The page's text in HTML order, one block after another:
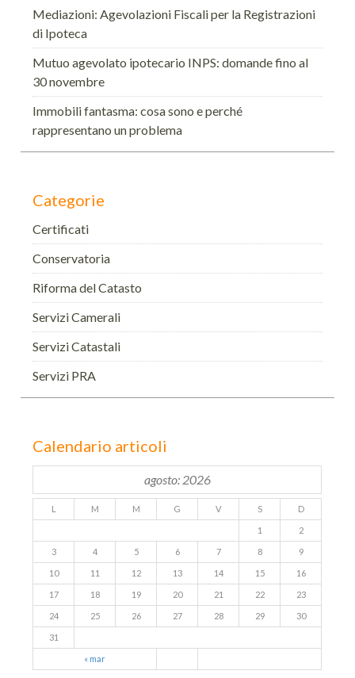
Mediazioni: Agevolazioni Fiscali per la Registrazioni
di Ipoteca
Mutuo agevolato ipotecario INPS: domande fino al
30 novembre
Immobili fantasma: cosa sono e perché
rappresentano un problema
Categorie
Certificati
Conservatoria
Riforma del Catasto
Servizi Camerali
Servizi Catastali
Servizi PRA
Calendario articoli
agosto: 2026
L M M G V S D
« mar
1 2
3 4 5 6 7 8 9
10 11 12 13 14 15 16
17 18 19 20 21 22 23
24 25 26 27 28 29 30
31